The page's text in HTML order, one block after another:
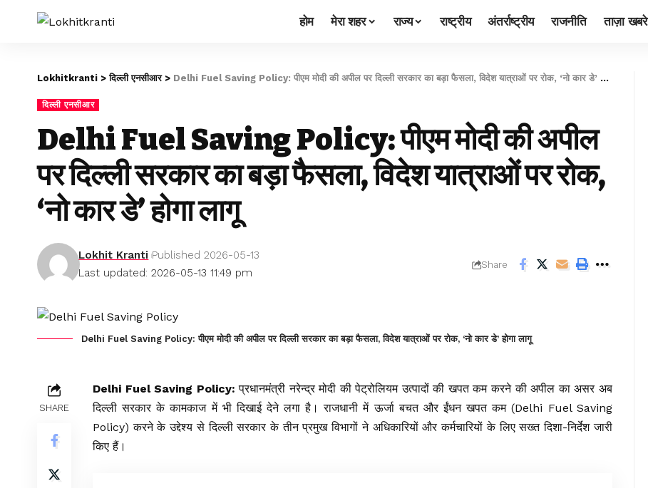
होम मेरा शहर राज्य राष्ट्रीय अंतर्राष्ट्रीय राजनीति ताज़ा खबरे
Lokhitkranti >दिल्ली एनसीआर> Delhi Fuel Saving Policy: पीएम मोदी की अपील पर दिल्ली सरकार का बड़ा फैसला, विदेश यात्राओं पर रोक, ‘नो कार डे’ होगा लागू
दिल्ली एनसीआर
Delhi Fuel Saving Policy: पीएम मोदी की अपील
पर दिल्ली सरकार का बड़ा फैसला, विदेश यात्राओं पर रोक,
‘नो कार डे’ होगा लागू
Last updated: 2026-05-13 11:49 pm
Lokhit Kranti Published 2026-05-13
Share
Delhi Fuel Saving Policy: पीएम मोदी की अपील पर दिल्ली सरकार का बड़ा फैसला, विदेश यात्राओं पर रोक, ‘नो कार डे’ होगा लागू
SHARE
Delhi Fuel Saving Policy: प्रधानमंत्री नरेन्द्र मोदी की पेट्रोलियम उत्पादों की खपत कम करने की अपील का असर अब
दिल्ली सरकार के कामकाज में भी दिखाई देने लगा है। राजधानी में ऊर्जा बचत और ईंधन खपत कम (Delhi Fuel Saving
Policy) करने के उद्देश्य से दिल्ली सरकार के तीन प्रमुख विभागों ने अधिकारियों और कर्मचारियों के लिए सख्त दिशा-निर्देश जारी
किए हैं।